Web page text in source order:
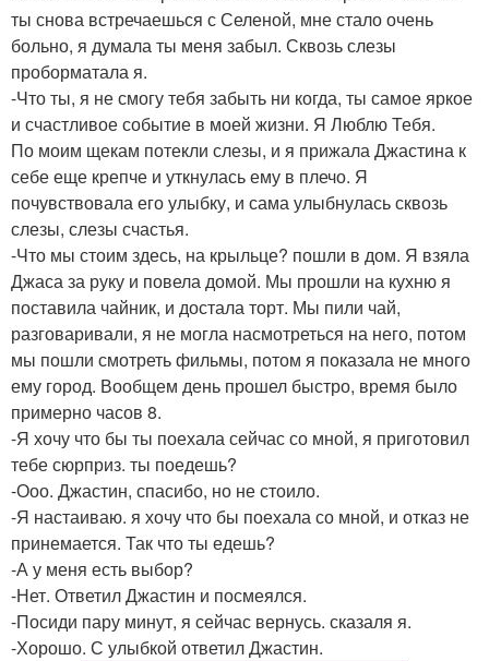
ты снова встречаешься с Селеной, мне стало очень
больно, я думала ты меня забыл. Сквозь слезы
проборматала я.
-Что ты, я не смогу тебя забыть ни когда, ты самое яркое
и счастливое событие в моей жизни. Я Люблю Тебя.
По моим щекам потекли слезы, и я прижала Джастина к
себе еще крепче и уткнулась ему в плечо. Я
почувствовала его улыбку, и сама улыбнулась сквозь
слезы, слезы счастья.
-Что мы стоим здесь, на крыльце? пошли в дом. Я взяла
Джаса за руку и повела домой. Мы прошли на кухню я
поставила чайник, и достала торт. Мы пили чай,
разговаривали, я не могла насмотреться на него, потом
мы пошли смотреть фильмы, потом я показала не много
ему город. Вообщем день прошел быстро, время было
примерно часов 8.
-Я хочу что бы ты поехала сейчас со мной, я приготовил
тебе сюрприз. ты поедешь?
-Ооо. Джастин, спасибо, но не стоило.
-Я настаиваю. я хочу что бы поехала со мной, и отказ не
принемается. Так что ты едешь?
-А у меня есть выбор?
-Нет. Ответил Джастин и посмеялся.
-Посиди пару минут, я сейчас вернусь. сказаля я.
-Хорошо. С улыбкой ответил Джастин.